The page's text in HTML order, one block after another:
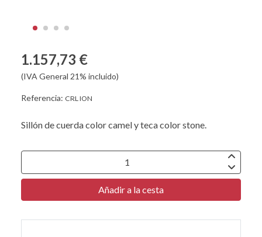
1.157,73 €
(IVA General 21% incluido)
Referencia: CRL ION
Sillón de cuerda color camel y teca color stone.
Añadir a la cesta